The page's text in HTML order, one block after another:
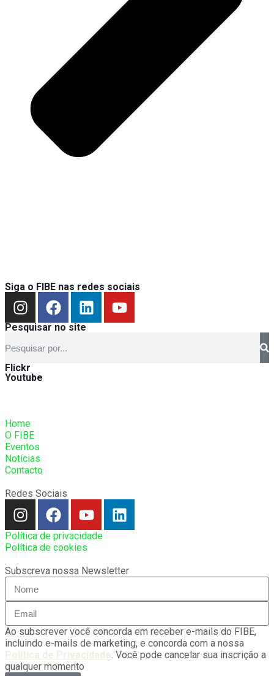
Siga o FIBE nas redes sociais
Pesquisar no site
Flickr
Youtube
Home
O FIBE
Eventos
Notícias
Contacto
Redes Sociais
Política de privacidade
Política de cookies
Subscreva nossa Newsletter
Ao subscrever você concorda em receber e-mails do FIBE,
incluindo e-mails de marketing, e concorda com a nossa
Política de Privacidade. Você pode cancelar sua inscrição a
qualquer momento